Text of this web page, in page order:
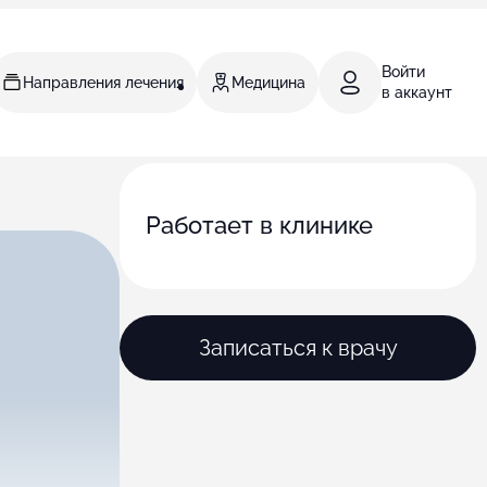
Направления лечения Медицина
Войти
в аккаунт
Работает в клинике
Записаться к врачу